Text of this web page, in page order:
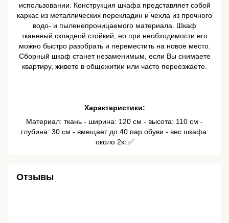
использовании. Конструкция шкафа представляет собой
каркас из металлических перекладин и чехла из прочного
водо- и пыленепроницаемого материала. Шкаф
тканевый складной стойкий, но при необходимости его
можно быстро разобрать и переместить на новое место.
Сборный шкаф станет незаменимым, если Вы снимаете
квартиру, живете в общежитии или часто переезжаете.
Характеристики:
Материал: ткань - ширина: 120 см - высота: 110 см -
глубина: 30 см - вмещает до 40 пар обуви - вес шкафа:
около 2кг.✅
Отзывы